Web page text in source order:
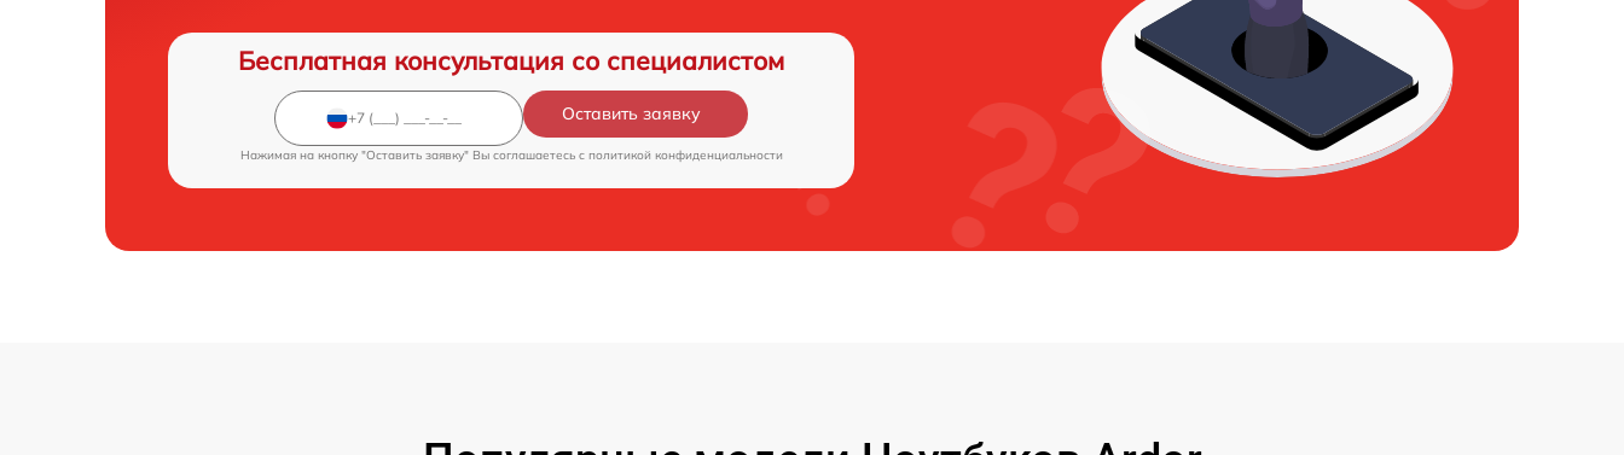
Бесплатная консультация со специалистом
Оставить заявку
Нажимая на кнопку "Оставить заявку" Вы соглашаетесь c политикой конфиденциальности